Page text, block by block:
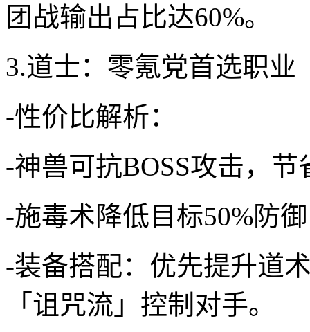
团战输出占比达60%。
3.道士：零氪党首选职业
-性价比解析：
-神兽可抗BOSS攻击，
-施毒术降低目标50%防
-装备搭配：优先提升道
「诅咒流」控制对手。